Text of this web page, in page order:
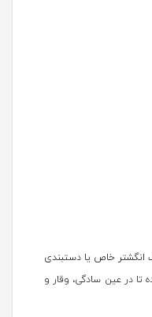
انگشتر خاص یا دستبندی
در عین سادگی، وقار و